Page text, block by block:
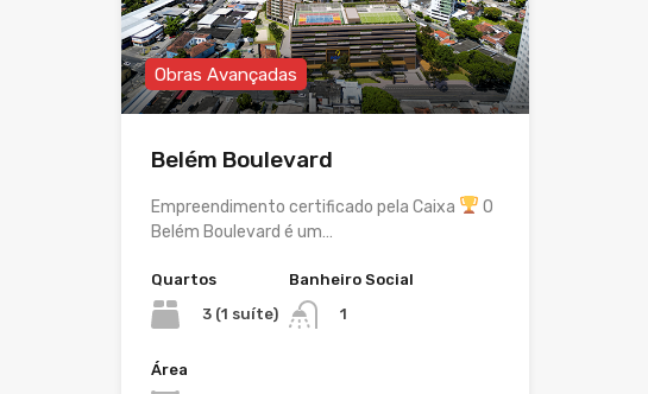
Obras Avançadas
Belém Boulevard
Empreendimento certificado pela Caixa
O
Belém Boulevard é um…
Quartos
3 (1 suíte)
Banheiro Social
1
Área